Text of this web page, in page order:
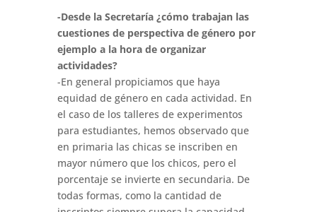
-Desde la Secretaría ¿cómo trabajan las
cuestiones de perspectiva de género por
ejemplo a la hora de organizar
actividades?
-En general propiciamos que haya
equidad de género en cada actividad. En
el caso de los talleres de experimentos
para estudiantes, hemos observado que
en primaria las chicas se inscriben en
mayor número que los chicos, pero el
porcentaje se invierte en secundaria. De
todas formas, como la cantidad de